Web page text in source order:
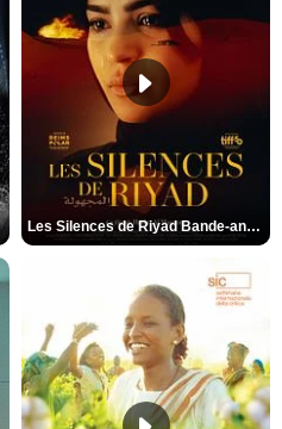
Les Silences de Riyad Bande-annonce VO STFR